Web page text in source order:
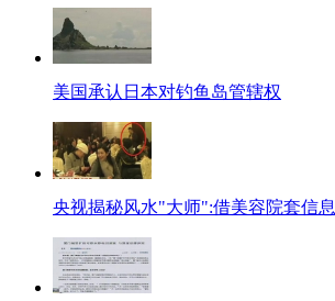
美国承认日本对钓鱼岛管辖权
央视揭秘风水"大师":借美容院套信息